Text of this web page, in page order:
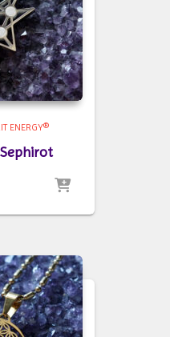
ENERGY®